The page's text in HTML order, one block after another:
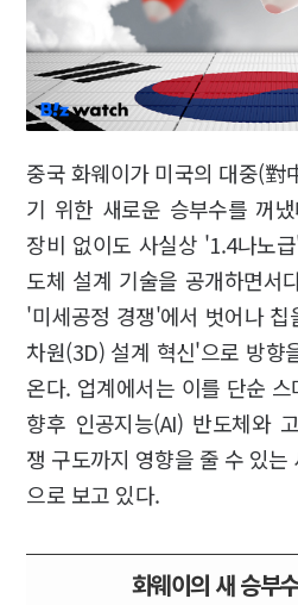
중국 화웨이가 미국의 대중(對
기 위한 새로운 승부수를 꺼
장비 없이도 사실상 '1.4나노
도체 설계 기술을 공개하면서
'미세공정 경쟁'에서 벗어나
차원(3D) 설계 혁신'으로 방향
온다. 업계에서는 이를 단순
향후 인공지능(AI) 반도체와
쟁 구도까지 영향을 줄 수 있는
으로 보고 있다.
화웨이의 새 승부